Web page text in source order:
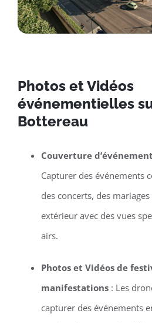
Photos et Vidéos
événementielles
Bottereau
Couverture
Capturer des événements
des concerts, des
extérieur avec des vues
airs.
Photos et Vidéos de
manifestations: Les
capturer des événements